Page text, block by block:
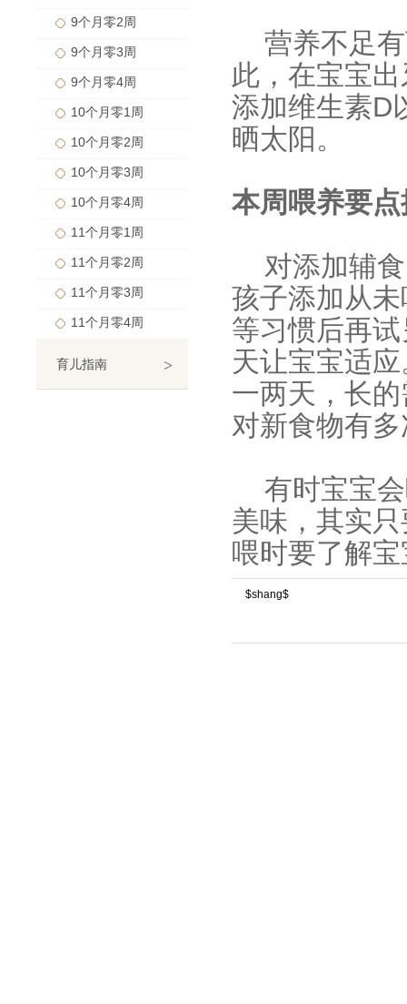
9个月零2周
9个月零3周
9个月零4周
10个月零1周
10个月零2周
10个月零3周
10个月零4周
11个月零1周
11个月零2周
11个月零3周
11个月零4周
育儿指南 >
营养不足
此，在宝宝
添加维生素D
晒太阳。
本周喂养要
对添加辅
孩子添加从
等习惯后再
天让宝宝适
一两天，长
对新食物有
有时宝宝
美味，其实
喂时要了解
$shang$